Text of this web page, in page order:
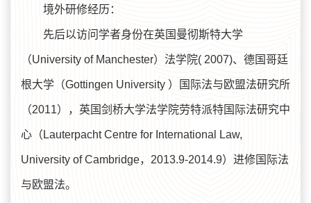
境外研修经历：
先后以访问学者身份在英国曼彻斯特大学
（University of Manchester）法学院( 2007)、德国哥廷
根大学（Gottingen University ）国际法与欧盟法研究所
（2011），英国剑桥大学法学院劳特派特国际法研究中
心（Lauterpacht Centre for International Law,
University of Cambridge，2013.9-2014.9）进修国际法
与欧盟法。